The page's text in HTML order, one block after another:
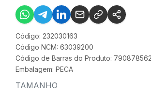
Código: 232030163
Código NCM: 63039200
Código de Barras do Produto:
Embalagem: PECA
TAMANHO